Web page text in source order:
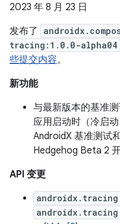
2023 年 8 月 23 日
发布了
tracing:1.0.0-alpha04
些提交内容。
新功能
与最新版本的基准
应用启动时（冷启
AndroidX 基准测试
Hedgehog Beta 2 开
API 变更